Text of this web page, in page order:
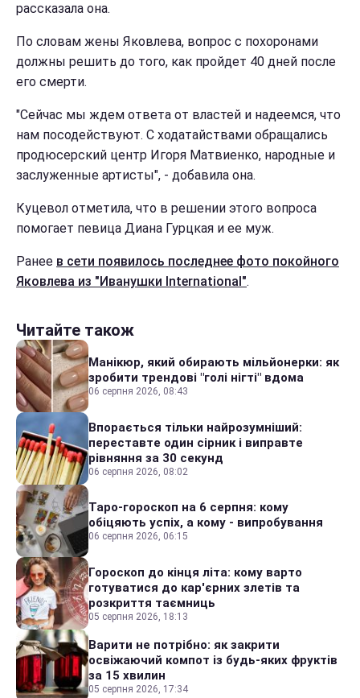
рассказала она.
По словам жены Яковлева, вопрос с похоронами
должны решить до того, как пройдет 40 дней после
его смерти.
"Сейчас мы ждем ответа от властей и надеемся, что
нам посодействуют. С ходатайствами обращались
продюсерский центр Игоря Матвиенко, народные и
заслуженные артисты", - добавила она.
Куцевол отметила, что в решении этого вопроса
помогает певица Диана Гурцкая и ее муж.
Ранее в сети появилось последнее фото покойного
Яковлева из "Иванушки International".
Читайте також
Манікюр, який обирають мільйонерки: як
зробити трендові "голі нігті" вдома
06 серпня 2026, 08:43
Впорається тільки найрозумніший:
переставте один сірник і виправте
рівняння за 30 секунд
06 серпня 2026, 08:02
Таро-гороскоп на 6 серпня: кому
обіцяють успіх, а кому - випробування
06 серпня 2026, 06:15
Гороскоп до кінця літа: кому варто
готуватися до кар'єрних злетів та
розкриття таємниць
05 серпня 2026, 18:13
Варити не потрібно: як закрити
освіжаючий компот із будь-яких фруктів
за 15 хвилин
05 серпня 2026, 17:34